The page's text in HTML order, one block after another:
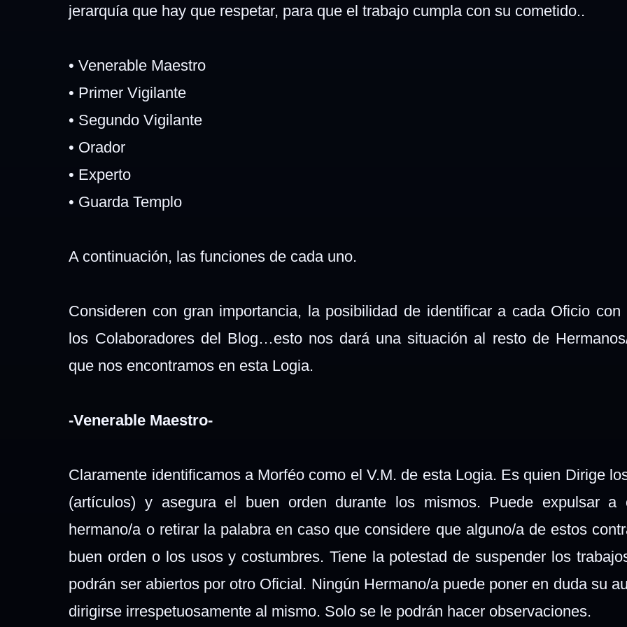
jerarquía que hay que respetar, para que el trabajo cumpla con su cometido..
• Venerable Maestro
• Primer Vigilante
• Segundo Vigilante
• Orador
• Experto
• Guarda Templo
A continuación, las funciones de cada uno.
Consideren con gran importancia, la posibilidad de identificar a cada Oficio con
los Colaboradores del Blog…esto nos dará una situación al resto de
que nos encontramos en esta Logia.
-Venerable Maestro-
Claramente identificamos a Morféo como el V.M. de esta Logia. Es quien Dirige
(artículos) y asegura el buen orden durante los mismos. Puede expulsar a
hermano/a o retirar la palabra en caso que considere que alguno/a de estos
buen orden o los usos y costumbres. Tiene la potestad de suspender los
podrán ser abiertos por otro Oficial. Ningún Hermano/a puede poner en duda su
dirigirse irrespetuosamente al mismo. Solo se le podrán hacer observaciones.